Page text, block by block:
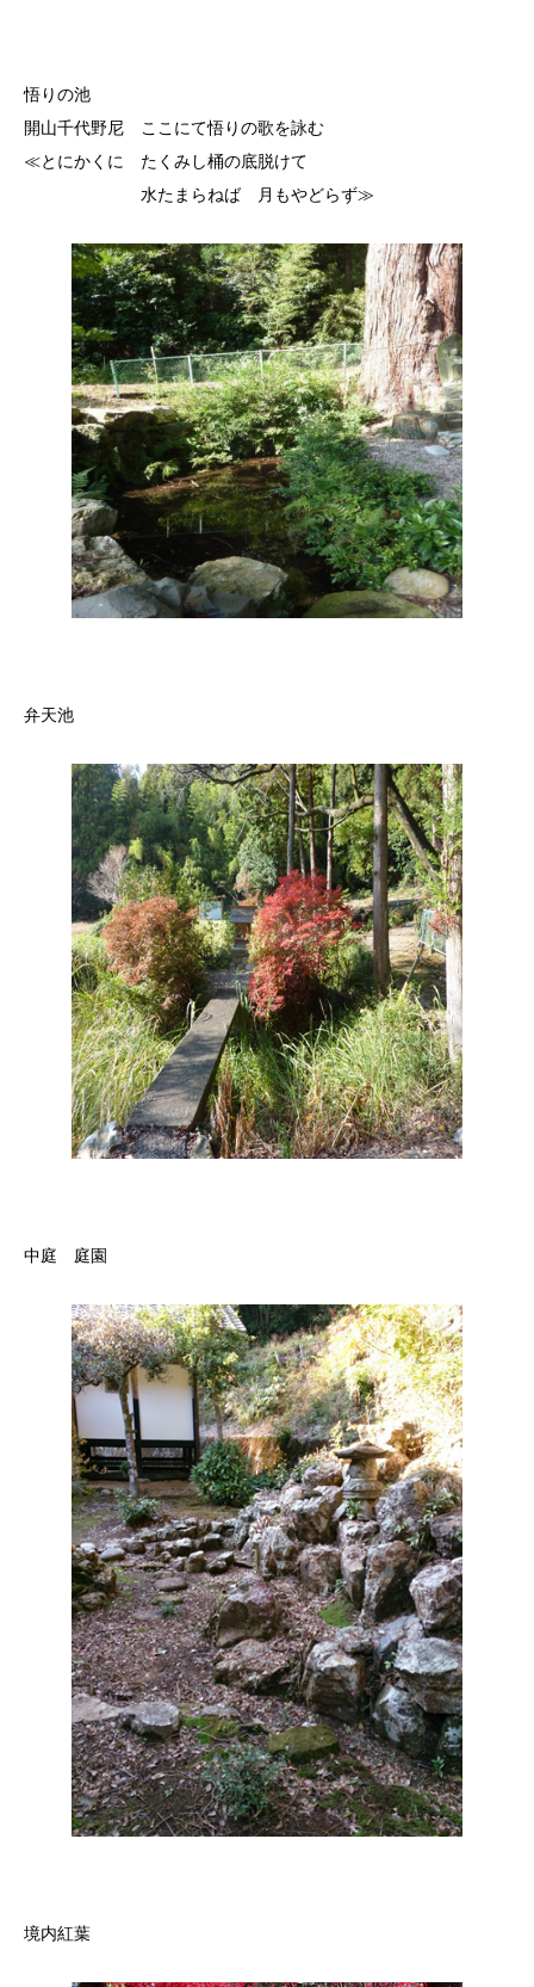
悟りの池
開山千代野尼 ここにて悟りの歌を詠む
≪とにかくに たくみし桶の底脱けて
水たまらねば 月もやどらず≫
弁天池
中庭 庭園
境内紅葉